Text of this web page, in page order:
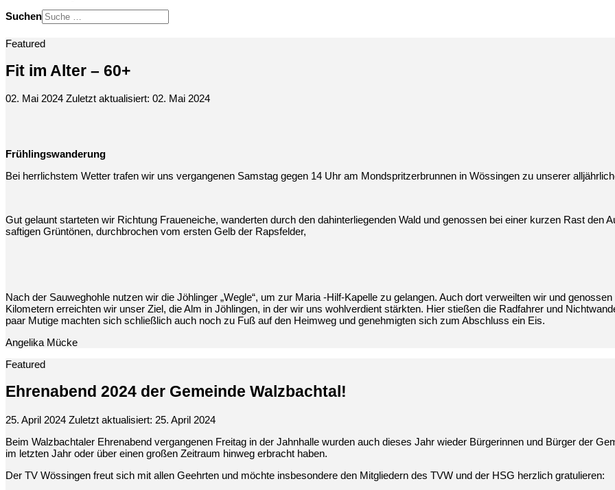
Suchen
Featured
Fit im Alter – 60+
02. Mai 2024 Zuletzt aktualisiert: 02. Mai 2024
Frühlingswanderung
Bei herrlichstem Wetter trafen wir uns vergangenen Samstag gegen 14 Uhr am Mondspritzerbrunnen in Wössingen zu unserer
Gut gelaunt starteten wir Richtung Fraueneiche, wanderten durch den dahinterliegenden Wald und genossen bei einer kurzen Rast den
saftigen Grüntönen, durchbrochen vom ersten Gelb der Rapsfelder,
Nach der Sauweghohle nutzen wir die Jöhlinger „Wegle“, um zur Maria -Hilf-Kapelle zu gelangen. Auch dort verweilten wir und
Kilometern erreichten wir unser Ziel, die Alm in Jöhlingen, in der wir uns wohlverdient stärkten. Hier stießen die Radfahrer und
paar Mutige machten sich schließlich auch noch zu Fuß auf den Heimweg und genehmigten sich zum Abschluss ein Eis.
Angelika Mücke
Featured
Ehrenabend 2024 der Gemeinde Walzbachtal!
25. April 2024 Zuletzt aktualisiert: 25. April 2024
Beim Walzbachtaler Ehrenabend vergangenen Freitag in der Jahnhalle wurden auch dieses Jahr wieder Bürgerinnen und Bürger der
im letzten Jahr oder über einen großen Zeitraum hinweg erbracht haben.
Der TV Wössingen freut sich mit allen Geehrten und möchte insbesondere den Mitgliedern des TVW und der HSG herzlich gratulieren: